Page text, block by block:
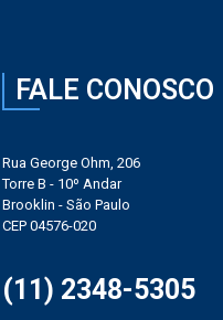
FALE CONOSCO
Rua George Ohm, 206
Torre B - 10º Andar
Brooklin - São Paulo
CEP 04576-020
(11) 2348-5305